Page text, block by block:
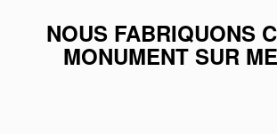
NOUS FABRIQUONS
MONUMENT SUR